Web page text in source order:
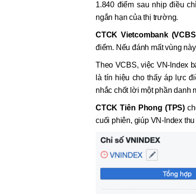
1.840 điểm sau nhịp điều
ngắn hạn của thị trường.
CTCK Vietcombank
điểm. Nếu đánh mất vùng
Theo VCBS, việc VN-Index
là tín hiệu cho thấy áp lực
nhắc chốt lời một phần danh
CTCK Tiên Phong (TPS)
cuối phiên, giúp VN-Index